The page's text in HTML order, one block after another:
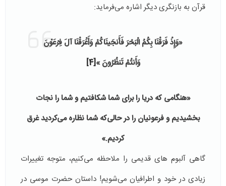
قرآن به بازنگری دیگر اشاره می‌فرماید:
«وَإِذْ فَرَقْنَا بِكُمُ الْبَحْرَ فَأَنجَینَاكُمْ وَأَغْرَقْنَا آلَ فِرْعَوْنَ
وَأَنتُمْ تَنظُرُونَ »
[4]
«هنگامى كه دریا را براى شما شكافتیم و شما را نجات
بخشیدیم و فرعونیان را در حالى‌كه شما نظاره می‌کردید غرق
كردیم.»
گاهی آلبوم های قدیمی را ملاحظه می‌کنیم، متوجه تغییرات
زیادی در خود و اطرافیان می‌شویم! داستان حضرت موسی در